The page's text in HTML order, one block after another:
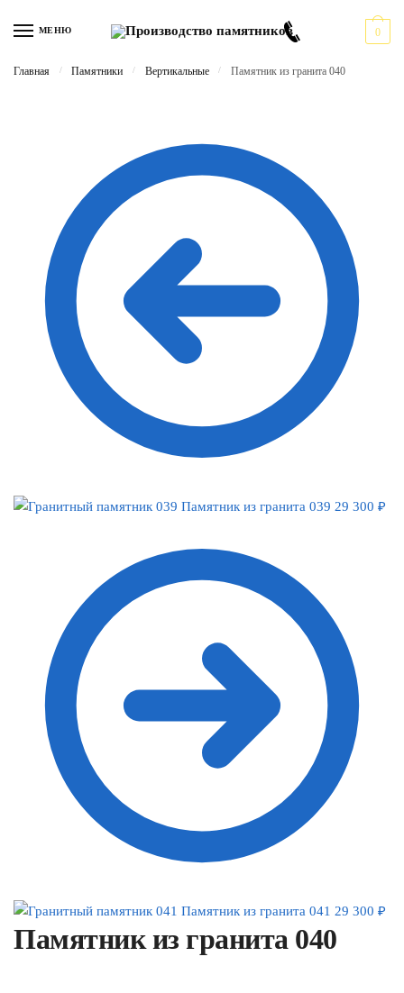
МЕНЮ 0
Главная / Памятники / Вертикальные / Памятник из гранита 040
Памятник из гранита 039 29 300 ₽
Памятник из гранита 041 29 300 ₽
Памятник из гранита 040